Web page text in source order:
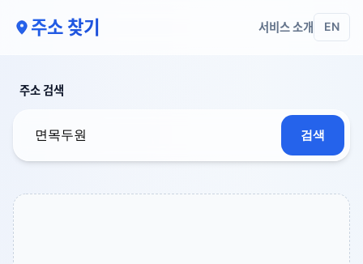
주소 찾기 서비스 소개 EN
주소 검색
검색